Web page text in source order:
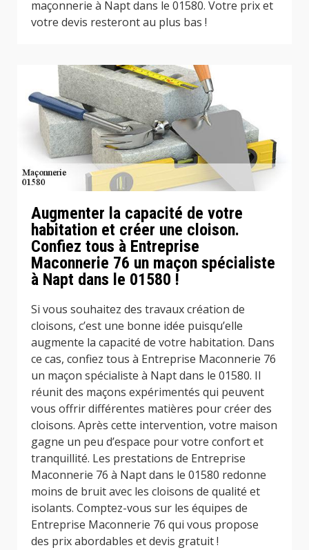
maçonnerie à Napt dans le 01580. Votre prix et
votre devis resteront au plus bas !
Augmenter la capacité de votre
habitation et créer une cloison.
Confiez tous à Entreprise
Maconnerie 76 un maçon spécialiste
à Napt dans le 01580 !
Si vous souhaitez des travaux création de
cloisons, c’est une bonne idée puisqu’elle
augmente la capacité de votre habitation. Dans
ce cas, confiez tous à Entreprise Maconnerie 76
un maçon spécialiste à Napt dans le 01580. Il
réunit des maçons expérimentés qui peuvent
vous offrir différentes matières pour créer des
cloisons. Après cette intervention, votre maison
gagne un peu d’espace pour votre confort et
tranquillité. Les prestations de Entreprise
Maconnerie 76 à Napt dans le 01580 redonne
moins de bruit avec les cloisons de qualité et
isolants. Comptez-vous sur les équipes de
Entreprise Maconnerie 76 qui vous propose
des prix abordables et devis gratuit !